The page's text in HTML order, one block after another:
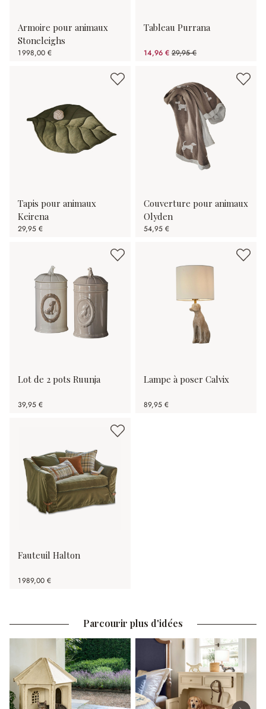
Armoire pour animaux
Stoneleighs
1 998,00 €
Tableau Purrana
14,96 € 29,95 €
(50.05%spared)
Tapis pour animaux
Keirena
29,95 €
Couverture pour animaux
Olyden
54,95 €
Lot de 2 pots Ruunja
39,95 €
Lampe à poser Calvix
89,95 €
Fauteuil Halton
1 989,00 €
Parcourir plus d'idées